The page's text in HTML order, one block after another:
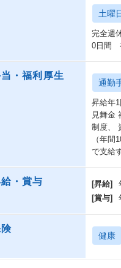
土曜
完全週
0日間
・福利厚生
通勤
昇給年
見舞金
制度、
（年
で支給
・賞与 [昇給]
[賞与]
健康